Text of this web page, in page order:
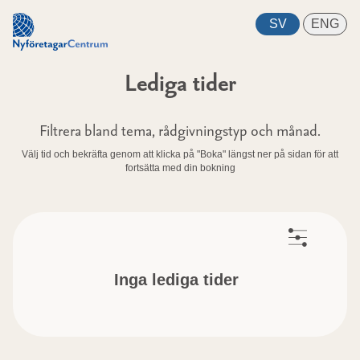
Lediga tider
Filtrera bland tema, rådgivningstyp och månad.
Välj tid och bekräfta genom att klicka på "Boka" längst ner på sidan för att
fortsätta med din bokning
Inga lediga tider